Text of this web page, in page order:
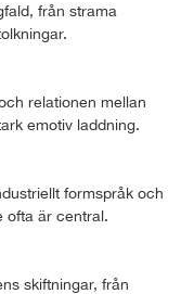
från strama
relationen mellan
emotiv laddning.
formspråk och
ofta är central.
skiftningar, från